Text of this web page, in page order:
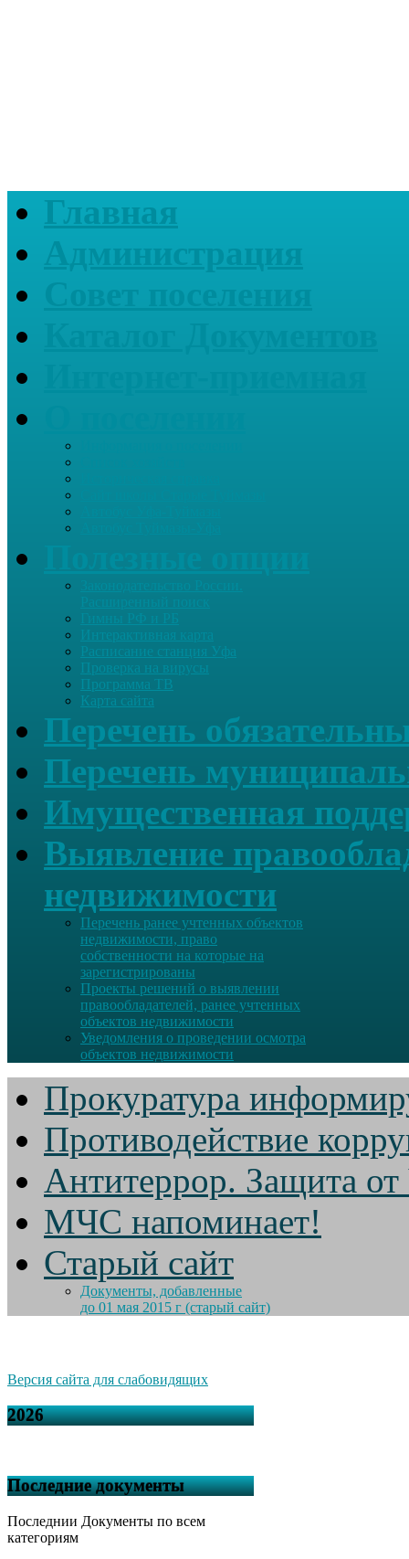
Главная
Администрация
Гимны РФ и РБ
Интерактивная карта
Расписание станция Уфа
Проверка на вирусы
Программа ТВ
Карта сайта
Перечень
Перечень
Имущественная
Выявление
недвижимости
Перечень ранее учтенных объектов
недвижимости, право
собственности на которые на
зарегистрированы
Проекты решений о выявлении
правообладателей, ранее учтенных
объектов недвижимости
Уведомления о проведении осмотра
объектов недвижимости
Прокуратура
Противодействие
Антитеррор. Защита
МЧС напоминает!
Старый сайт
Документы, добавленные
до 01 мая 2015 г (старый сайт)
Версия сайта для слабовидящих
2026
Последние документы
Последнии Документы по всем
категориям